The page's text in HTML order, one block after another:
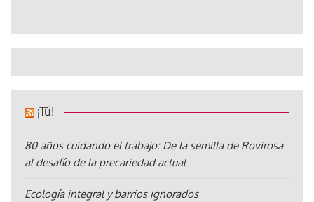
¡Tú!
80 años cuidando el trabajo: De la semilla de Rovirosa
al desafío de la precariedad actual
Ecología integral y barrios ignorados